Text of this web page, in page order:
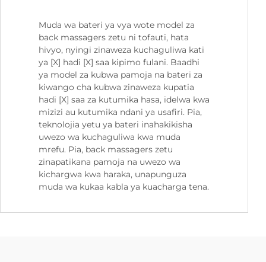
Muda wa bateri ya vya wote model za
back massagers zetu ni tofauti, hata
hivyo, nyingi zinaweza kuchaguliwa kati
ya [X] hadi [X] saa kipimo fulani. Baadhi
ya model za kubwa pamoja na bateri za
kiwango cha kubwa zinaweza kupatia
hadi [X] saa za kutumika hasa, idelwa kwa
mizizi au kutumika ndani ya usafiri. Pia,
teknolojia yetu ya bateri inahakikisha
uwezo wa kuchaguliwa kwa muda
mrefu. Pia, back massagers zetu
zinapatikana pamoja na uwezo wa
kichargwa kwa haraka, unapunguza
muda wa kukaa kabla ya kuacharga tena.